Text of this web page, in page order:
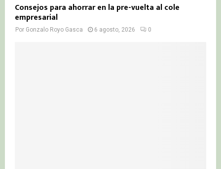
Consejos para ahorrar en la pre-vuelta al cole
empresarial
Por Gonzalo Royo Gasca 6 agosto, 2026 0